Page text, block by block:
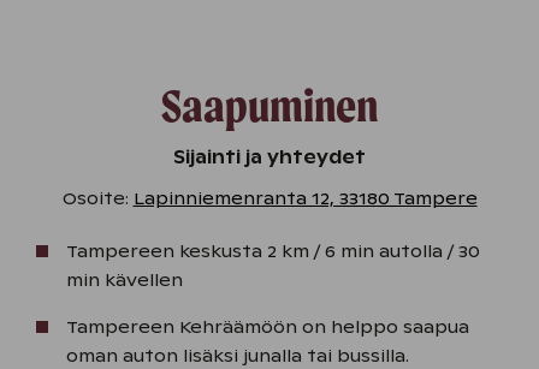
Saapuminen
Sijainti ja yhteydet
Osoite: Lapinniemenranta 12, 33180 Tampere
Tampereen keskusta 2 km / 6 min autolla / 30
min kävellen
Tampereen Kehräämöön on helppo saapua
oman auton lisäksi junalla tai bussilla.